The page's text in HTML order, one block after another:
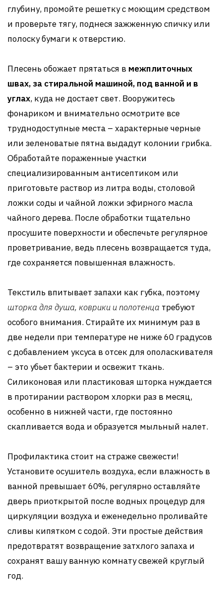
глубину, промойте решетку с моющим средством
и проверьте тягу, поднеся зажженную спичку или
полоску бумаги к отверстию.
Плесень обожает прятаться в межплиточных
швах, за стиральной машиной, под ванной и в
углах, куда не достает свет. Вооружитесь
фонариком и внимательно осмотрите все
труднодоступные места – характерные черные
или зеленоватые пятна выдадут колонии грибка.
Обработайте пораженные участки
специализированным антисептиком или
приготовьте раствор из литра воды, столовой
ложки соды и чайной ложки эфирного масла
чайного дерева. После обработки тщательно
просушите поверхности и обеспечьте регулярное
проветривание, ведь плесень возвращается туда,
где сохраняется повышенная влажность.
Текстиль впитывает запахи как губка, поэтому
шторка для душа, коврики и полотенца требуют
особого внимания. Стирайте их минимум раз в
две недели при температуре не ниже 60 градусов
с добавлением уксуса в отсек для ополаскивателя
– это убьет бактерии и освежит ткань.
Силиконовая или пластиковая шторка нуждается
в протирании раствором хлорки раз в месяц,
особенно в нижней части, где постоянно
скапливается вода и образуется мыльный налет.
Профилактика стоит на страже свежести!
Установите осушитель воздуха, если влажность в
ванной превышает 60%, регулярно оставляйте
дверь приоткрытой после водных процедур для
циркуляции воздуха и еженедельно проливайте
сливы кипятком с содой. Эти простые действия
предотвратят возвращение затхлого запаха и
сохранят вашу ванную комнату свежей круглый
год.